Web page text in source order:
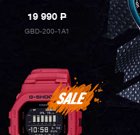
19 990P
GBD-200-1A1